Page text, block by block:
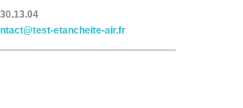
etancheite-air.fr